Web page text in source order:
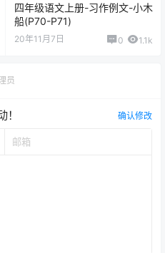
四年级语文上册-习作例文-小木
船(P70-P71)
20年11月7日 0 1.1k
员
确认修改